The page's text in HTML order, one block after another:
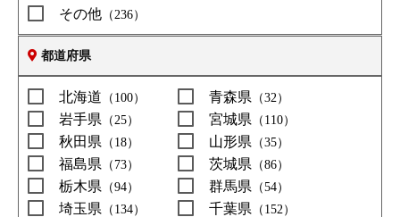
その他 （236）
都道府県
北海道 （100） 青森県 （32）
岩手県 （25） 宮城県 （110）
秋田県 （18） 山形県 （35）
福島県 （73） 茨城県 （86）
栃木県 （94） 群馬県 （54）
埼玉県 （134） 千葉県 （152）